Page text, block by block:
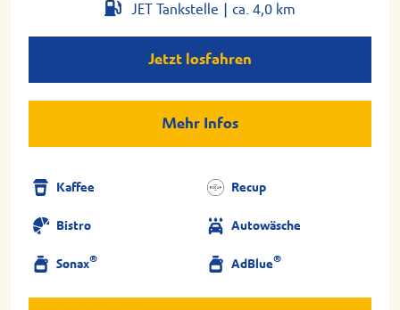
JET Tankstelle | ca. 4,0 km
Jetzt losfahren
Mehr Infos
Kaffee Recup
Bistro Autowäsche
Sonax® AdBlue®